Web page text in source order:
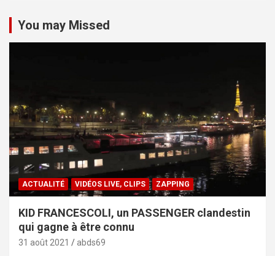
You may Missed
ACTUALITÉ VIDÉOS LIVE, CLIPS ZAPPING
KID FRANCESCOLI, un PASSENGER clandestin
qui gagne à être connu
31 août 2021 abds69